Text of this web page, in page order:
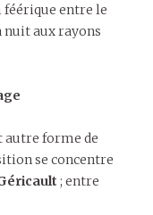
féérique entre le
nuit aux rayons
autre forme de
se concentre
; entre